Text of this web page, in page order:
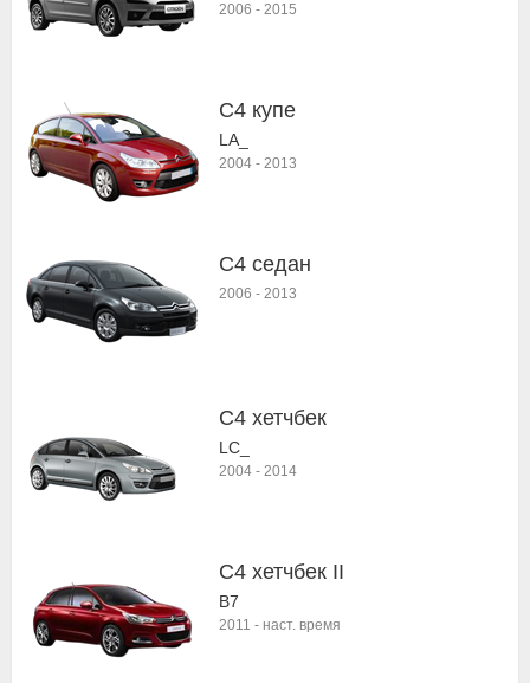
2006 - 2015
C4 купе
LA_
2004 - 2013
C4 седан
2006 - 2013
C4 хетчбек
LC_
2004 - 2014
C4 хетчбек II
B7
2011 - наст. время